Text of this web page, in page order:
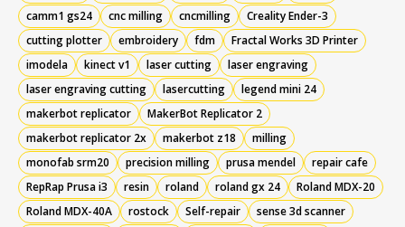
camm1 gs24
cnc milling cncmilling
Creality Ender-3
cutting plotter
embroidery fdm
Fractal Works 3D Printer
imodela
kinect v1 laser cutting
laser engraving
laser engraving cutting
lasercutting
legend mini 24
makerbot replicator
MakerBot Replicator 2
makerbot replicator 2x
makerbot z18
milling
monofab srm20
precision milling prusa mendel
repair cafe
RepRap Prusa i3
resin roland roland gx 24
Roland MDX-20
Roland MDX-40A
rostock Self-repair
sense 3d scanner